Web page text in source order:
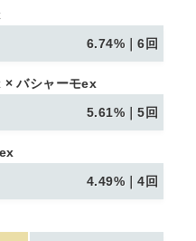
6.74%｜6回
× バシャーモex
5.61%｜5回
4.49%｜4回